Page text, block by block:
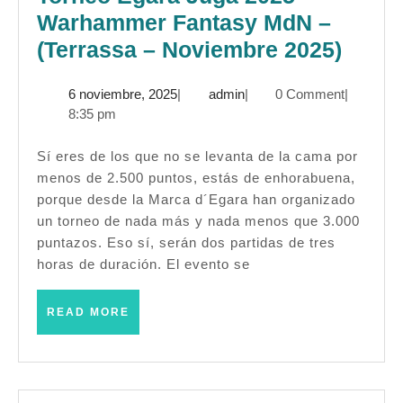
Warhammer Fantasy MdN –
(Terrassa – Noviembre 2025)
Juga
–
6 noviembre, 20256| adminadmin
| 0 Comment|
8:35 pm
Sí eres de los que no se levanta de la cama por
menos de 2.500 puntos, estás de enhorabuena,
porque desde la Marca d´Egara han organizado
un torneo de nada más y nada menos que 3.000
puntazos. Eso sí, serán dos partidas de tres
horas de duración. El evento se
READ MORE